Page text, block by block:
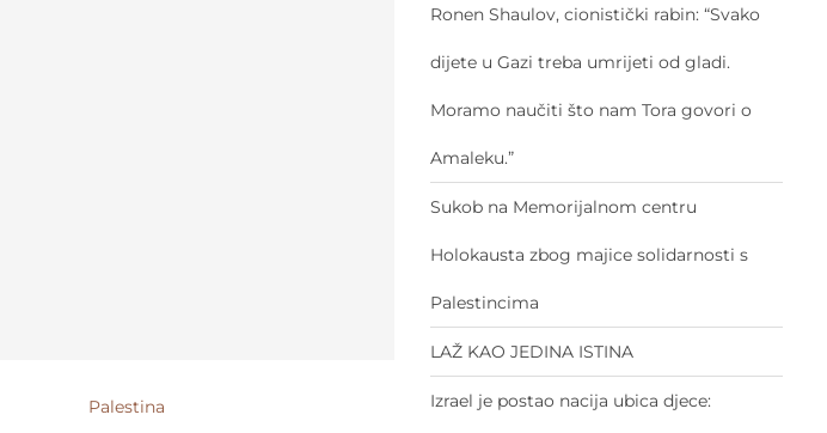
Palestina
Ronen Shaulov, cionistički rabin: “Svako
dijete u Gazi treba umrijeti od gladi.
Moramo naučiti što nam Tora govori o
Amaleku.”
Sukob na Memorijalnom centru
Holokausta zbog majice solidarnosti s
Palestincima
LAŽ KAO JEDINA ISTINA
Izrael je postao nacija ubica djece: